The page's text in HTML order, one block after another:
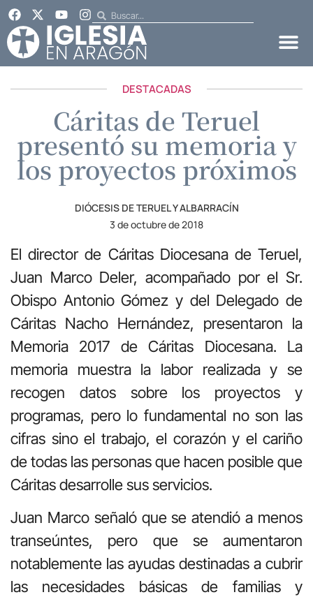
DESTACADAS
Cáritas de Teruel
presentó su memoria y
los proyectos próximos
DIÓCESIS DE TERUEL Y ALBARRACÍN
3 de octubre de 2018
El director de Cáritas Diocesana de Teruel,
Juan Marco Deler, acompañado por el Sr.
Obispo Antonio Gómez y del Delegado de
Cáritas Nacho Hernández, presentaron la
Memoria 2017 de Cáritas Diocesana. La
memoria muestra la labor realizada y se
recogen datos sobre los proyectos y
programas, pero lo fundamental no son las
cifras sino el trabajo, el corazón y el cariño
de todas las personas que hacen posible que
Cáritas desarrolle sus servicios.
Juan Marco señaló que se atendió a menos
transeúntes, pero que se aumentaron
notablemente las ayudas destinadas a cubrir
las necesidades básicas de familias y